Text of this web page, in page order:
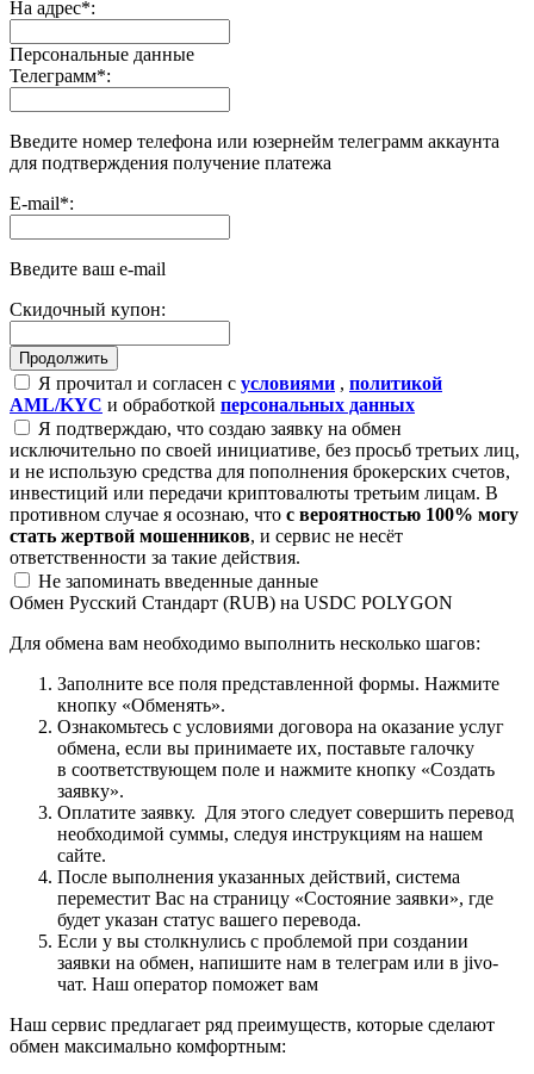
На адрес*:
Персональные данные
Телеграмм*:
Введите номер телефона или юзернейм телеграмм аккаунта
для подтверждения получение платежа
E-mail*:
Введите ваш e-mail
Скидочный купон:
Я прочитал и согласен с условиями , политикой
AML/KYC и обработкой персональных данных
Я подтверждаю, что создаю заявку на обмен
исключительно по своей инициативе, без просьб третьих лиц,
и не использую средства для пополнения брокерских счетов,
инвестиций или передачи криптовалюты третьим лицам. В
противном случае я осознаю, что с вероятностью 100% могу
стать жертвой мошенников, и сервис не несёт
ответственности за такие действия.
Не запоминать введенные данные
Обмен Русский Стандарт (RUB) на USDC POLYGON
Для обмена вам необходимо выполнить несколько шагов:
Заполните все поля представленной формы. Нажмите
кнопку «Обменять».
Ознакомьтесь с условиями договора на оказание услуг
обмена, если вы принимаете их, поставьте галочку
в соответствующем поле и нажмите кнопку «Создать
заявку».
Оплатите заявку. Для этого следует совершить перевод
необходимой суммы, следуя инструкциям на нашем
сайте.
После выполнения указанных действий, система
переместит Вас на страницу «Состояние заявки», где
будет указан статус вашего перевода.
Если у вы столкнулись с проблемой при создании
заявки на обмен, напишите нам в телеграм или в jivo-
чат. Наш оператор поможет вам
Наш сервис предлагает ряд преимуществ, которые сделают
обмен максимально комфортным: